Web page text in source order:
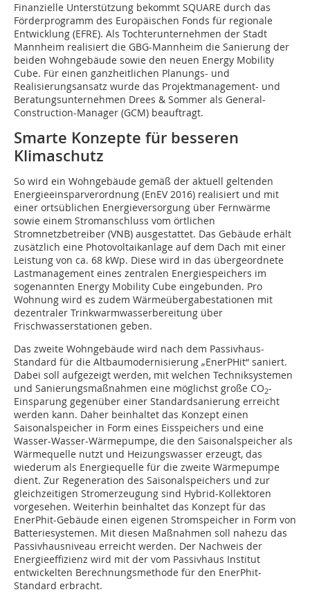
Finanzielle Unterstützung bekommt SQUARE durch das
Förderprogramm des Europäischen Fonds für regionale
Entwicklung (EFRE). Als Tochterunternehmen der Stadt
Mannheim realisiert die GBG-Mannheim die Sanierung der
beiden Wohngebäude sowie den neuen Energy Mobility
Cube. Für einen ganzheitlichen Planungs- und
Realisierungsansatz wurde das Projektmanagement- und
Beratungsunternehmen Drees & Sommer als General-
Construction-Manager (GCM) beauftragt.
Smarte Konzepte für besseren
Klimaschutz
So wird ein Wohngebäude gemäß der aktuell geltenden
Energieeinsparverordnung (EnEV 2016) realisiert und mit
einer ortsüblichen Energieversorgung über Fernwärme
sowie einem Stromanschluss vom örtlichen
Stromnetzbetreiber (VNB) ausgestattet. Das Gebäude erhält
zusätzlich eine Photovoltaikanlage auf dem Dach mit einer
Leistung von ca. 68 kWp. Diese wird in das übergeordnete
Lastmanagement eines zentralen Energiespeichers im
sogenannten Energy Mobility Cube eingebunden. Pro
Wohnung wird es zudem Wärmeübergabestationen mit
dezentraler Trinkwarmwasserbereitung über
Frischwasserstationen geben.
Das zweite Wohngebäude wird nach dem Passivhaus-
Standard für die Altbaumodernisierung „EnerPHit“ saniert.
Dabei soll aufgezeigt werden, mit welchen Techniksystemen
und Sanierungsmaßnahmen eine möglichst große CO2-
Einsparung gegenüber einer Standardsanierung erreicht
werden kann. Daher beinhaltet das Konzept einen
Saisonalspeicher in Form eines Eisspeichers und eine
Wasser-Wasser-Wärmepumpe, die den Saisonalspeicher als
Wärmequelle nutzt und Heizungswasser erzeugt, das
wiederum als Energiequelle für die zweite Wärmepumpe
dient. Zur Regeneration des Saisonalspeichers und zur
gleichzeitigen Stromerzeugung sind Hybrid-Kollektoren
vorgesehen. Weiterhin beinhaltet das Konzept für das
EnerPhit-Gebäude einen eigenen Stromspeicher in Form von
Batteriesystemen. Mit diesen Maßnahmen soll nahezu das
Passivhausniveau erreicht werden. Der Nachweis der
Energieeffizienz wird mit der vom Passivhaus Institut
entwickelten Berechnungsmethode für den EnerPhit-
Standard erbracht.